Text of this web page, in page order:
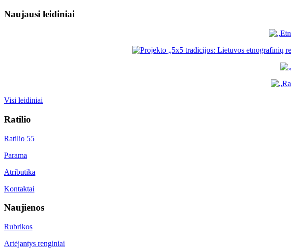
Naujausi leidiniai
Visi leidiniai
Ratilio
Ratilio 55
Parama
Atributika
Kontaktai
Naujienos
Rubrikos
Artėjantys renginiai